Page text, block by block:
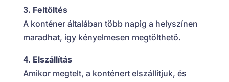
3. Feltöltés
A konténer általában több napig a helyszínen
maradhat, így kényelmesen megtölthető.
4. Elszállítás
Amikor megtelt, a konténert elszállítjuk, és